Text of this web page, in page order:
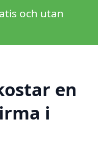
och utan
en
i